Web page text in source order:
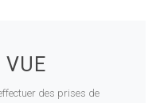
VUE
des prises de